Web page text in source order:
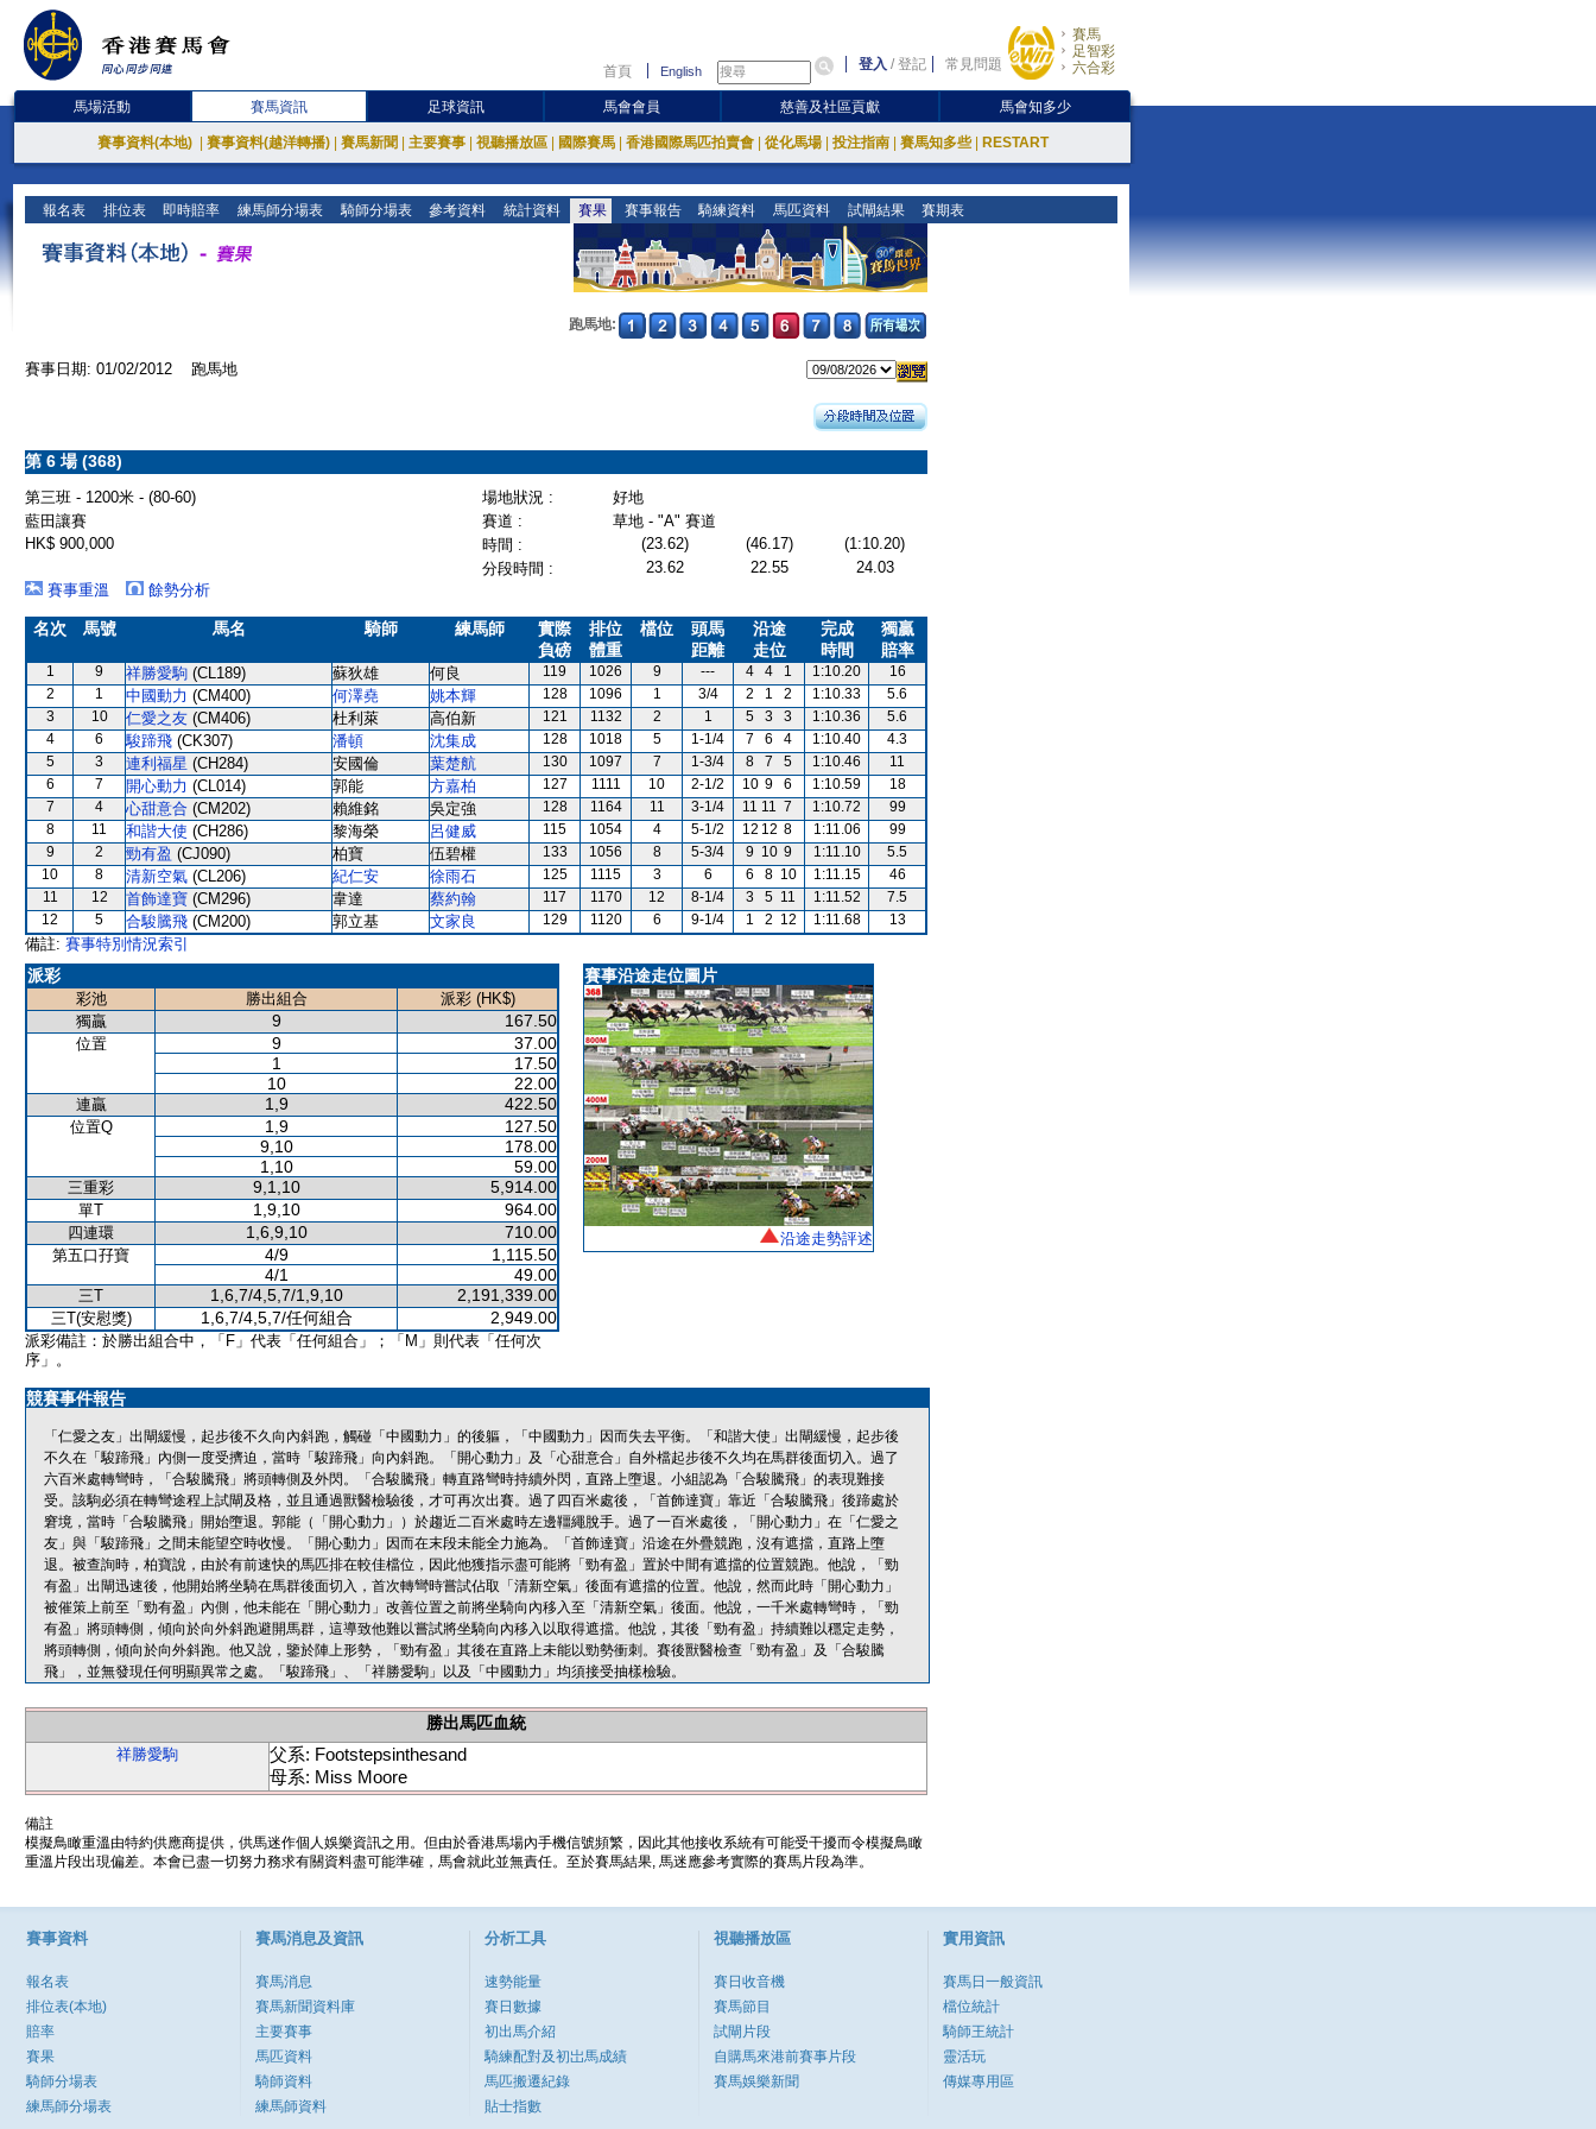
首頁 English 登入 /登記 常見問題
賽馬
足智彩
六合彩
馬場活動 賽馬資訊 足球資訊 馬會會員 慈善及社區貢獻 馬會知多少
賽事資料(本地) 賽事資料(越洋轉播) 賽馬新聞 主要賽事 視聽播放區 國際賽馬 香港國際馬匹拍賣會 從化馬場 投注指南 賽馬知多些 RESTART
報名表 排位表 即時賠率 練馬師分場表 騎師分場表 參考資料 統計資料 賽果 賽事報告 騎練資料 馬匹資料 試閘結果 賽期表
跑馬地:
賽事日期: 01/02/2012 跑馬地
第 6 場 (368)
第三班 - 1200米 - (80-60) 場地狀況 :
好地
藍田讓賽
賽道 :
草地 - "A" 賽道
HK$ 900,000
時間 : (23.62) (46.17)
(1:10.20)
分段時間 :
23.62 22.55
24.03
賽事重溫
餘勢分析
名次 馬號 馬名 騎師 練馬師
實際
負磅
排位
體重
檔位
頭馬
距離
沿途
走位
完成
時間
獨贏
賠率
1 9 祥勝愛駒 (CL189) 蘇狄雄 何良 119 1026 9 --- 4 4 1 1:10.20
16
2
1 中國動力 (CM400) 何澤堯 姚本輝 128 1096 1 3/4 2 1 2 1:10.33
5.6
3
10 仁愛之友 (CM406) 杜利萊 高伯新 121 1132 2 1 5 3 3 1:10.36
5.6
4
6 駿蹄飛 (CK307) 潘頓 沈集成 128 1018 5 1-1/4 7 6 4 1:10.40
4.3
5
3 連利福星 (CH284) 安國倫 葉楚航 130 1097 7 1-3/4 8 7 5 1:10.46
11
6
7 開心動力 (CL014) 郭能 方嘉柏 127 1111 10 2-1/2 10 9 6 1:10.59
18
7
4 心甜意合 (CM202) 賴維銘 吳定強 128 1164 11 3-1/4 11 11 7 1:10.72
99
8
11 和諧大使 (CH286) 黎海榮 呂健威 115 1054 4 5-1/2 12 12 8 1:11.06
99
9
2 勁有盈 (CJ090) 柏寶 伍碧權 133 1056 8 5-3/4 9 10 9 1:11.10
5.5
10
8 清新空氣 (CL206) 紀仁安 徐雨石 125 1115 3 6 6 8 10 1:11.15
46
11
12 首飾達寶 (CM296) 韋達 蔡約翰 117 1170 12 8-1/4 3 5 11 1:11.52
7.5
12
5 合駿騰飛 (CM200) 郭立基 文家良 129 1120 6 9-1/4 1 2 12 1:11.68 13
備註: 賽事特別情況索引
派彩
彩池 勝出組合
派彩 (HK$)
獨贏
9 167.50
位置 9
37.00
1
17.50
10
22.00
連贏 1,9 422.50
位置Q 1,9
127.50
9,10
178.00
1,10
59.00
三重彩 9,1,10 5,914.00
單T 1,9,10 964.00
四連環 1,6,9,10 710.00
第五口孖寶 4/9
1,115.50
4/1
49.00
三T 1,6,7/4,5,7/1,9,10 2,191,339.00
三T(安慰獎) 1,6,7/4,5,7/任何組合 2,949.00
派彩備註：於勝出組合中，「F」代表「任何組合」；「M」則代表「任何次
序」。
賽事沿途走位圖片
沿途走勢評述
競賽事件報告
「仁愛之友」出閘緩慢，起步後不久向內斜跑，觸碰「中國動力」的後軀，「中國動力」因而失去平衡。「和諧大使」出閘緩慢，起步後
不久在「駿蹄飛」內側一度受擠迫，當時「駿蹄飛」向內斜跑。「開心動力」及「心甜意合」自外檔起步後不久均在馬群後面切入。過了
六百米處轉彎時，「合駿騰飛」將頭轉側及外閃。「合駿騰飛」轉直路彎時持續外閃，直路上墮退。小組認為「合駿騰飛」的表現難接
受。該駒必須在轉彎途程上試閘及格，並且通過獸醫檢驗後，才可再次出賽。過了四百米處後，「首飾達寶」靠近「合駿騰飛」後蹄處於
窘境，當時「合駿騰飛」開始墮退。郭能（「開心動力」）於趨近二百米處時左邊韁繩脫手。過了一百米處後，「開心動力」在「仁愛之
友」與「駿蹄飛」之間未能望空時收慢。「開心動力」因而在末段未能全力施為。「首飾達寶」沿途在外疊競跑，沒有遮擋，直路上墮
退。被查詢時，柏寶說，由於有前速快的馬匹排在較佳檔位，因此他獲指示盡可能將「勁有盈」置於中間有遮擋的位置競跑。他說，「勁
有盈」出閘迅速後，他開始將坐騎在馬群後面切入，首次轉彎時嘗試佔取「清新空氣」後面有遮擋的位置。他說，然而此時「開心動力」
被催策上前至「勁有盈」內側，他未能在「開心動力」改善位置之前將坐騎向內移入至「清新空氣」後面。他說，一千米處轉彎時，「勁
有盈」將頭轉側，傾向於向外斜跑避開馬群，這導致他難以嘗試將坐騎向內移入以取得遮擋。他說，其後「勁有盈」持續難以穩定走勢，
將頭轉側，傾向於向外斜跑。他又說，鑒於陣上形勢，「勁有盈」其後在直路上未能以勁勢衝刺。賽後獸醫檢查「勁有盈」及「合駿騰
飛」，並無發現任何明顯異常之處。「駿蹄飛」、「祥勝愛駒」以及「中國動力」均須接受抽樣檢驗。
勝出馬匹血統
祥勝愛駒
父系: Footstepsinthesand
母系: Miss Moore
備註
模擬鳥瞰重溫由特約供應商提供，供馬迷作個人娛樂資訊之用。但由於香港馬場內手機信號頻繁，因此其他接收系統有可能受干擾而令模擬鳥瞰
重溫片段出現偏差。本會已盡一切努力務求有關資料盡可能準確，馬會就此並無責任。至於賽馬結果, 馬迷應參考實際的賽馬片段為準。
賽事資料
報名表
排位表(本地)
賠率
賽果
騎師分場表
練馬師分場表
賽馬消息及資訊
賽馬消息
賽馬新聞資料庫
主要賽事
馬匹資料
騎師資料
練馬師資料
分析工具
速勢能量
賽日數據
初出馬介紹
騎練配對及初岀馬成績
馬匹搬遷紀錄
貼士指數
視聽播放區
賽日收音機
賽馬節目
試閘片段
自購馬來港前賽事片段
賽馬娛樂新聞
實用資訊
賽馬日一般資訊
檔位統計
騎師王統計
靈活玩
傳媒專用區